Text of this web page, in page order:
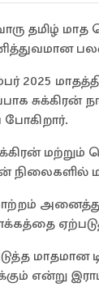
தமிழ் மாத
2025
சுக்கிரன்
நிலைகளில்
அனைத்து
மாதமான
என்று